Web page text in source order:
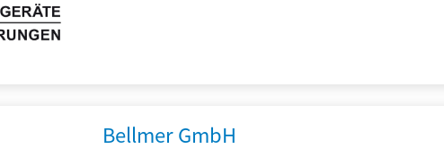
Bellmer GmbH